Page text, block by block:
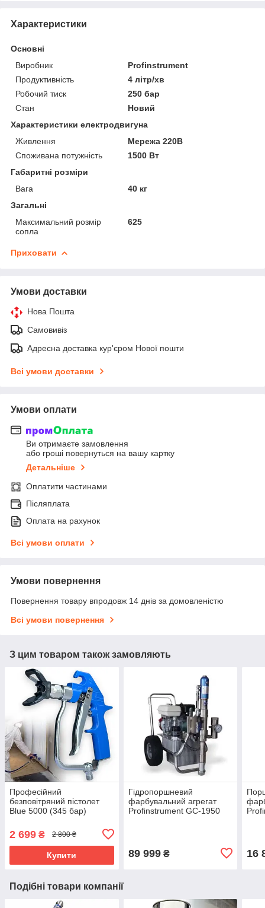
Характеристики
Основні
Виробник
Profinstrument
Продуктивність
4 літр/хв
Робочий тиск
250 бар
Стан
Новий
Характеристики електродвигуна
Живлення
Мережа 220В
Споживана потужність
1500 Вт
Габаритні розміри
Вага
40 кг
Загальні
Максимальний розмір
сопла
625
Приховати
Умови доставки
Нова Пошта
Самовивіз
Адресна доставка кур'єром Нової пошти
Всі умови доставки
Умови оплати
Ви отримаєте замовлення
або гроші повернуться на вашу картку
Детальніше
Оплатити частинами
Післяплата
Оплата на рахунок
Всі умови оплати
Умови повернення
Повернення товару впродовж 14 днів за домовленістю
Всі умови повернення
З цим товаром також замовляють
Професійний
безповітряний пістолет
Blue 5000 (345 бар)
2 699 ₴ 2 800 ₴
Купити
Гідропоршневий
фарбувальний агрегат
Profinstrument GC-1950
89 999₴ 16
Подібні товари компанії